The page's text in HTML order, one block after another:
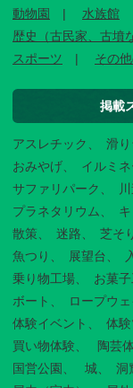
動物園
水族館
歴史（古民家、古墳
スポーツ
その
掲載
アスレチック 滑り
おみやげ
イルミ
サファリパーク
プラネタリウム
散策
迷路 芝そ
魚つり
展望台
乗り物工場
お菓
ボート
ロープウェ
体験イベント
体
買い物体験
陶芸
国営公園
城 洞